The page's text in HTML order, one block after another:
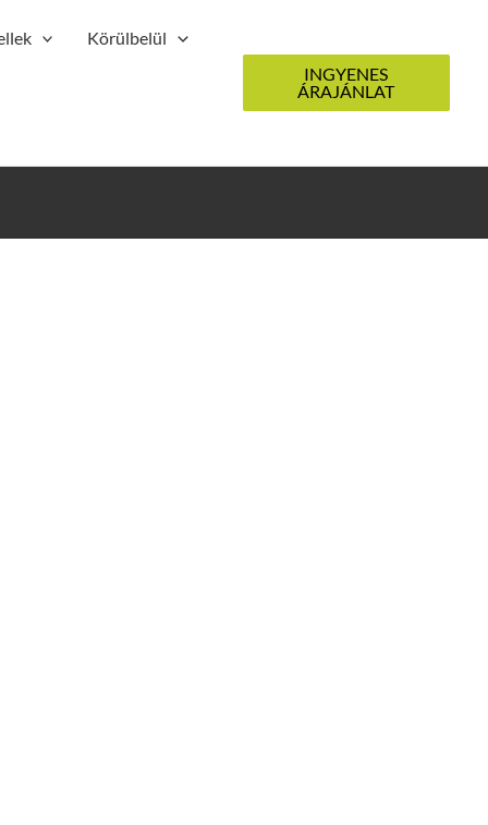
Körülbelül
INGYENES
ÁRAJÁNLAT